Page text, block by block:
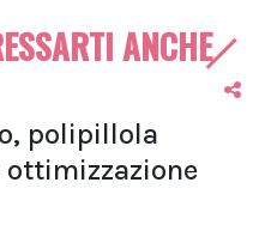
ANCHE
polipillola
ottimizzazione